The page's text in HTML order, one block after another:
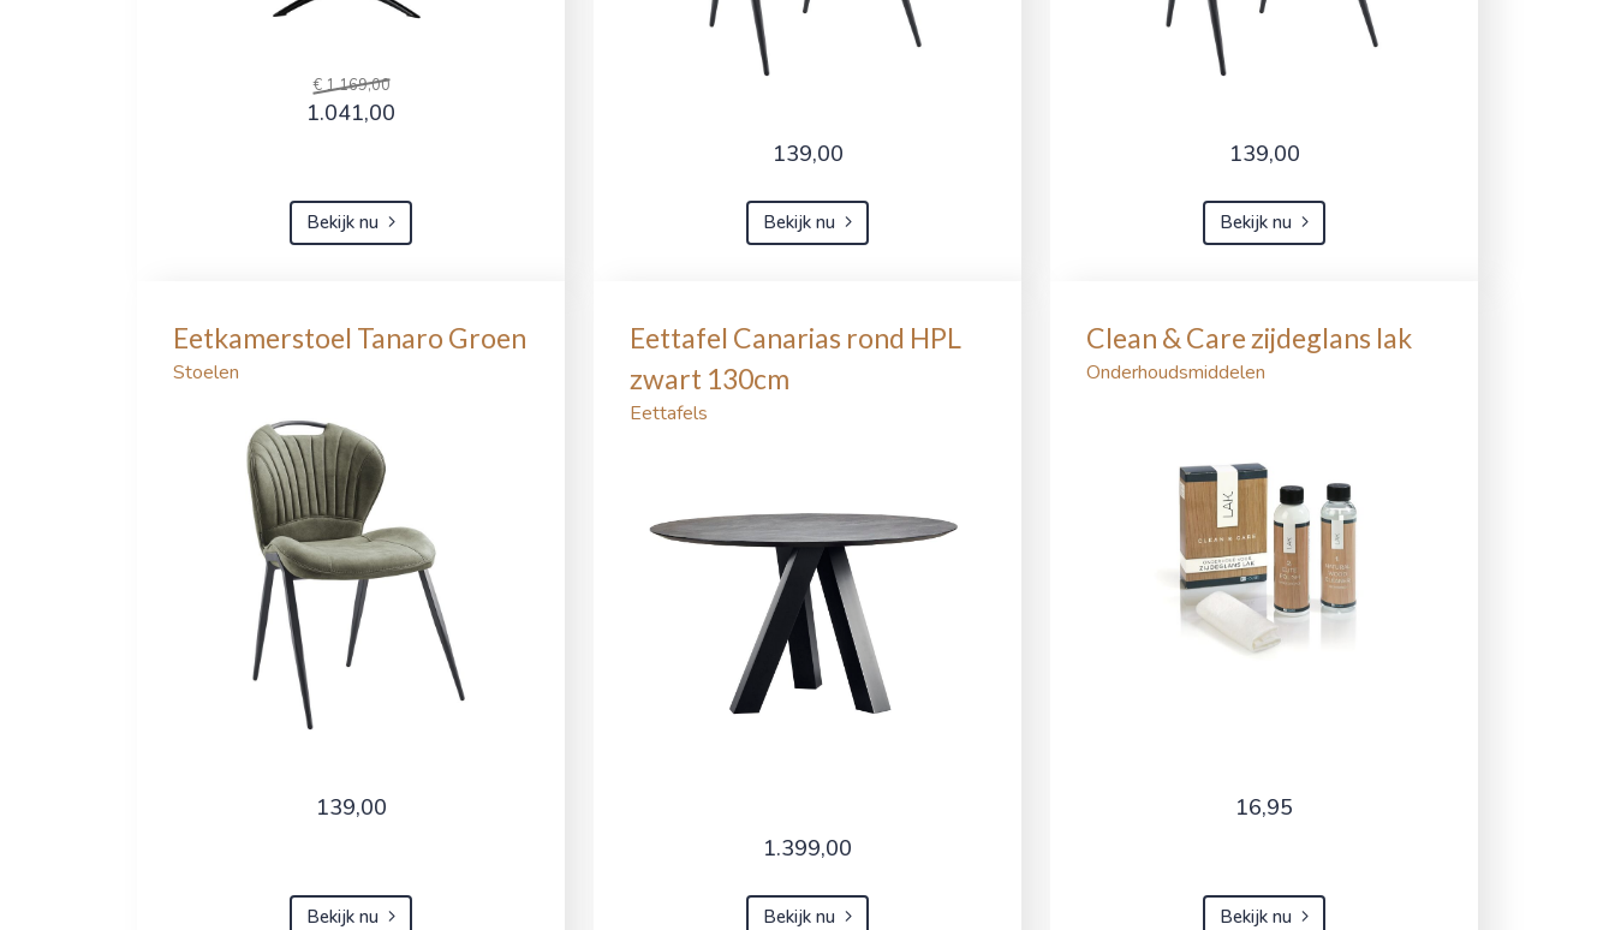
€ 1.169,00
1.041,00
Bekijk nu
139,00
Bekijk nu
139,00
Bekijk nu
Eetkamerstoel Tanaro Groen
Stoelen
139,00
Bekijk nu
Eettafel Canarias rond HPL
zwart 130cm
Eettafels
1.399,00
Bekijk nu
Clean & Care zijdeglans lak
Onderhoudsmiddelen
16,95
Bekijk nu